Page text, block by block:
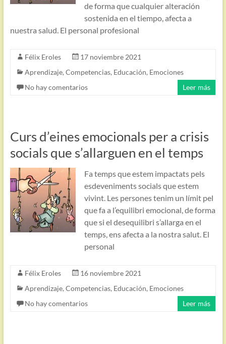
de forma que cualquier alteración
sostenida en el tiempo, afecta a
nuestra salud. El personal profesional
Félix Eroles
17 noviembre 2021
Aprendizaje, Competencias, Educación, Emociones
No hay comentarios
Leer más
Curs d’eines emocionals per a crisis
socials que s’allarguen en el temps
Fa temps que estem impactats pels
esdeveniments socials que estem
vivint. Les persones tenim un límit pel
que fa a l’equilibri emocional, de forma
que si el desequilibri s’allarga en el
temps, ens afecta a la nostra salut. El
personal
Félix Eroles
16 noviembre 2021
Aprendizaje, Competencias, Educación, Emociones
No hay comentarios
Leer más